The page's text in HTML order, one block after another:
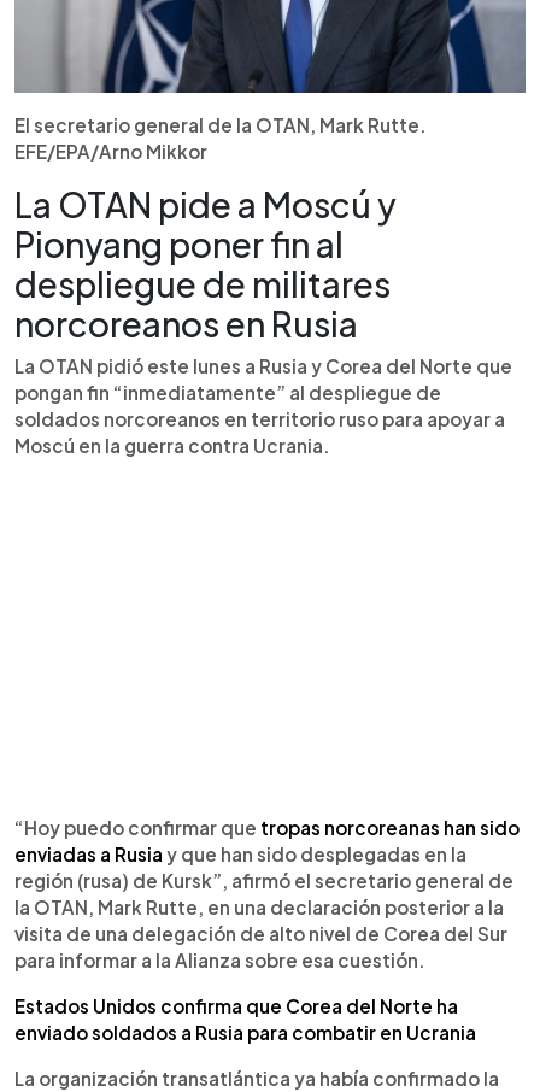
El secretario general de la OTAN, Mark Rutte.
EFE/EPA/Arno Mikkor
La OTAN pide a Moscú y
Pionyang poner fin al
despliegue de militares
norcoreanos en Rusia
La OTAN pidió este lunes a Rusia y Corea del Norte que
pongan fin “inmediatamente” al despliegue de
soldados norcoreanos en territorio ruso para apoyar a
Moscú en la guerra contra Ucrania.
“Hoy puedo confirmar que tropas norcoreanas han sido
enviadas a Rusia y que han sido desplegadas en la
región (rusa) de Kursk”, afirmó el secretario general de
la OTAN, Mark Rutte, en una declaración posterior a la
visita de una delegación de alto nivel de Corea del Sur
para informar a la Alianza sobre esa cuestión.
Estados Unidos confirma que Corea del Norte ha
enviado soldados a Rusia para combatir en Ucrania
La organización transatlántica ya había confirmado la